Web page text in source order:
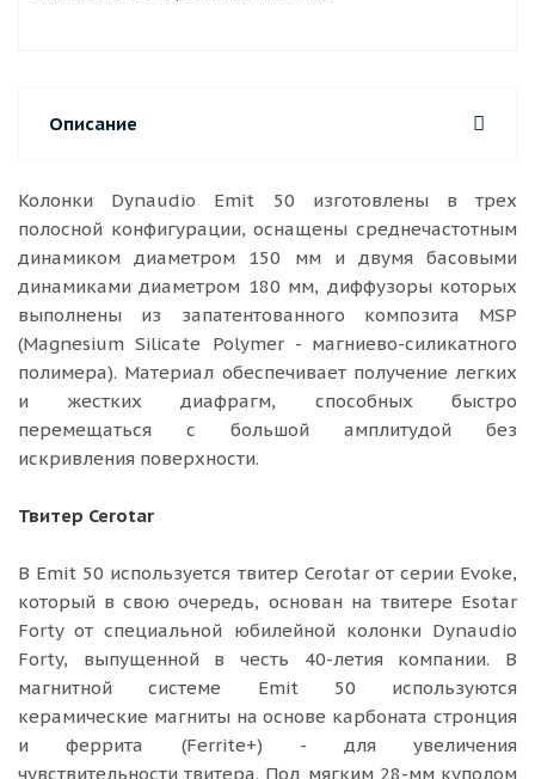
Описание
Колонки Dynaudio Emit 50 изготовлены в трех
полосной конфигурации, оснащены среднечастотным
динамиком диаметром 150 мм и двумя басовыми
динамиками диаметром 180 мм, диффузоры которых
выполнены из запатентованного композита MSP
(Magnesium Silicate Polymer - магниево-силикатного
полимера). Материал обеспечивает получение легких
и жестких диафрагм, способных быстро
перемещаться с большой амплитудой без
искривления поверхности.
Твитер Cerotar
В Emit 50 используется твитер Cerotar от серии Evoke,
который в свою очередь, основан на твитере Esotar
Forty от специальной юбилейной колонки Dynaudio
Forty, выпущенной в честь 40-летия компании. В
магнитной системе Emit 50 используются
керамические магниты на основе карбоната стронция
и феррита (Ferrite+) - для увеличения
чувствительности твитера. Под мягким 28-мм куполом